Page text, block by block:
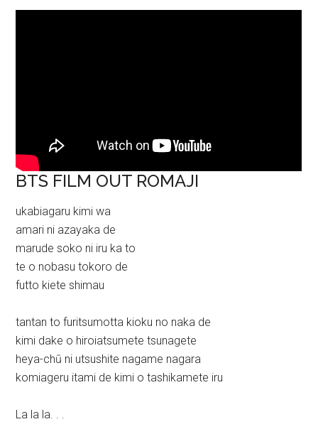
BTS FILM OUT ROMAJI
ukabiagaru kimi wa
amari ni azayaka de
marude soko ni iru ka to
te o nobasu tokoro de
futto kiete shimau
tantan to furitsumotta kioku no naka de
kimi dake o hiroiatsumete tsunagete
heya-chū ni utsushite nagame nagara
komiageru itami de kimi o tashikamete iru
La la la. . .